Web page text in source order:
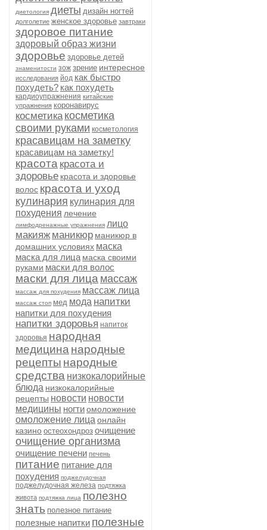
диетология диеты дизайн ногтей
долголетие женское здоровье завтраки
здоровое питание
здоровый образ жизни
здоровье здоровье детей
знаменитости зож зрение интересное
исследования йод как быстро
похудеть? как похудеть
кардиоупражнения китайские
упражнения коронавирус
косметика косметика
своими руками косметология
красавицам на заметку
красавицам на заметку!
красота красота и
здоровье красота и здоровье
волос красота и уход
кулинария кулинария для
похудения лечение
лимфодренажные упражнения лицо
макияж маникюр маникюр в
домашних условиях маска
маска для лица маска своими
руками маски для волос
маски для лица массаж
массаж для похудения массаж лица
массаж стоп мед мода напитки
напитки для похудения
напитки здоровья напиток
здоровья народная
медицина народные
рецепты народные
средства низкокалорийные
блюда низкокалорийные
рецепты новости новости
медицины ногтиомоложение
омоложение лица онлайн
казино остеохондроз очищение
очищение организма
очищение печени печень
питание питание для
похудения поджелудочная
поджелудочная железа подтяжка
живота подтяжка лица полезно
знать полезное питание
полезные напитки полезные